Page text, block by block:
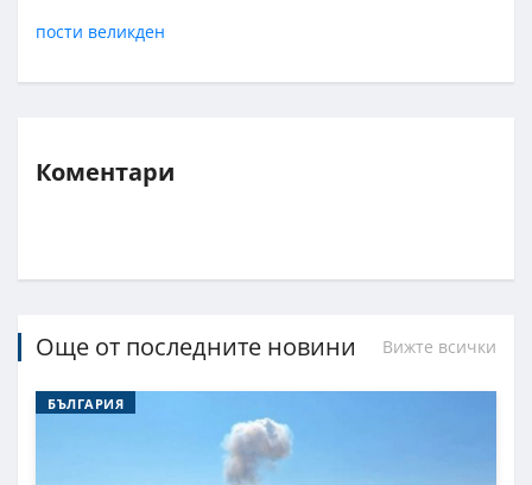
пости великден
Коментари
Още от последните новини Вижте всички
БЪЛГАРИЯ